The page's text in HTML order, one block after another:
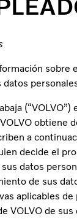
sobre
datos
obtiene
a
decide el
datos
de sus
aplicables
VOLVO de